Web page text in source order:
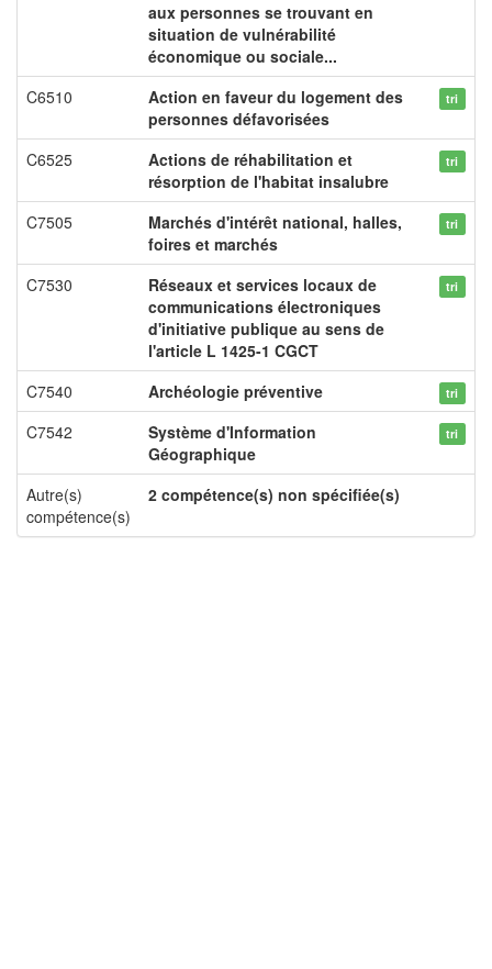
aux personnes se trouvant en
situation de vulnérabilité
économique ou sociale...
C6510
Action en faveur du logement des
personnes défavorisées
tri
C6525
Actions de réhabilitation et
résorption de l'habitat insalubre
tri
C7505
Marchés d'intérêt national, halles,
foires et marchés
tri
C7530
Réseaux et services locaux de
communications électroniques
d'initiative publique au sens de
l'article L 1425-1 CGCT
tri
C7540 Archéologie préventive tri
C7542
Système d'Information
Géographique
tri
Autre(s)
compétence(s)
2 compétence(s) non spécifiée(s)